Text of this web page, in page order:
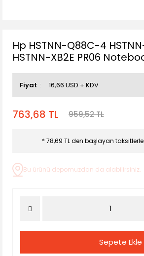
Hp HSTNN-Q88C-4
HSTNN-XB2E PR06
Fiyat 16,66 USD + KDV
763,68 TL 959,52 TL
* 78,69 TL den başlayan taksitlerle!
Bu ürünü depomuzdan da alabilirsiniz.
Sepete Ekle